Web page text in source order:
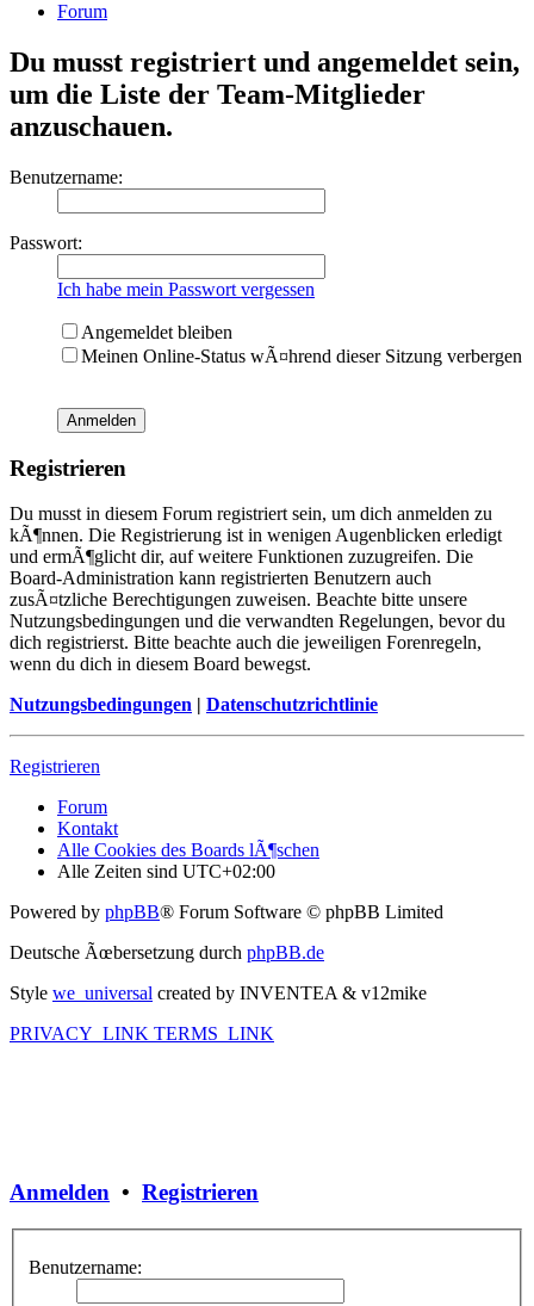
Forum
Du musst registriert und angemeldet sein,
um die Liste der Team-Mitglieder
anzuschauen.
Benutzername:
Passwort:
Ich habe mein Passwort vergessen
Angemeldet bleiben
Meinen Online-Status wÃ¤hrend dieser Sitzung verbergen
Registrieren
Du musst in diesem Forum registriert sein, um dich anmelden zu
kÃ¶nnen. Die Registrierung ist in wenigen Augenblicken erledigt
und ermÃ¶glicht dir, auf weitere Funktionen zuzugreifen. Die
Board-Administration kann registrierten Benutzern auch
zusÃ¤tzliche Berechtigungen zuweisen. Beachte bitte unsere
Nutzungsbedingungen und die verwandten Regelungen, bevor du
dich registrierst. Bitte beachte auch die jeweiligen Forenregeln,
wenn du dich in diesem Board bewegst.
Nutzungsbedingungen | Datenschutzrichtlinie
Registrieren
Forum
Kontakt
Alle Cookies des Boards lÃ¶schen
Alle Zeiten sind UTC+02:00
Powered by phpBB® Forum Software © phpBB Limited
Deutsche Ãœbersetzung durch phpBB.de
Style we_universal created by INVENTEA & v12mike
PRIVACY_LINK TERMS_LINK
Anmelden • Registrieren
Benutzername: